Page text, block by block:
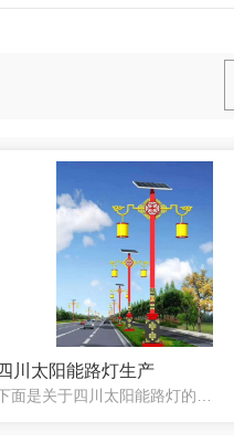
四川太阳能路灯生产
下面是关于四川太阳能路灯的工作原理介绍，一起来了解一下吧。太阳能路灯工作原理说明：白天太阳能路灯在智能控制器的控制下，太阳能电池板经过太阳光的照射，吸收太阳能光并转换成电能，白天太阳电池组件向蓄电池组...